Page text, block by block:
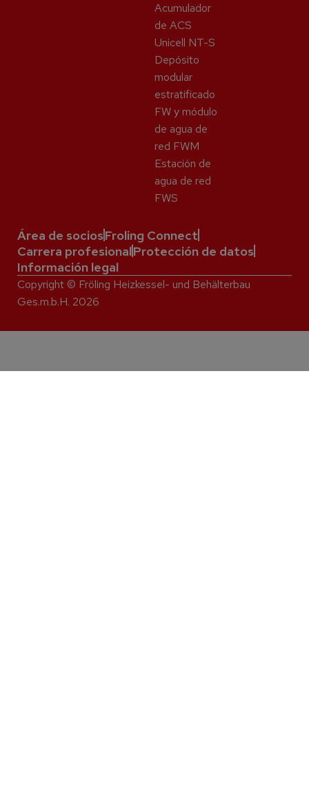
Acumulador
de ACS
Unicell NT-S
Depósito
modular
estratificado
FW y módulo
de agua de
red FWM
Estación de
agua de red
FWS
Área de sociosFroling Connect
Carrera profesionalProtección de datos
Información legal
Copyright © Fröling Heizkessel- und Behälterbau
Ges.m.b.H. 2026